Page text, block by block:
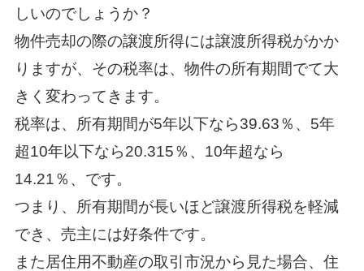
しいのでしょうか？
物件売却の際の譲渡所得には譲渡所得税がかか
りますが、その税率は、物件の所有期間でて大
きく変わってきます。
税率は、所有期間が5年以下なら39.63％、5年
超10年以下なら20.315％、10年超なら
14.21％、です。
つまり、所有期間が長いほど譲渡所得税を軽減
でき、売主には好条件です。
また居住用不動産の取引市況から見た場合、住